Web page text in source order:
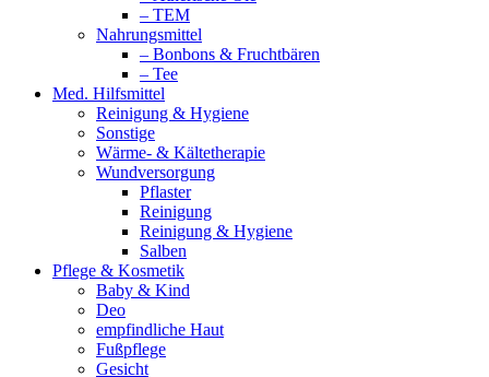
– TEM
Nahrungsmittel
– Bonbons & Fruchtbären
– Tee
Med. Hilfsmittel
Reinigung & Hygiene
Sonstige
Wärme- & Kältetherapie
Wundversorgung
Pflaster
Reinigung
Reinigung & Hygiene
Salben
Pflege & Kosmetik
Baby & Kind
Deo
empfindliche Haut
Fußpflege
Gesicht